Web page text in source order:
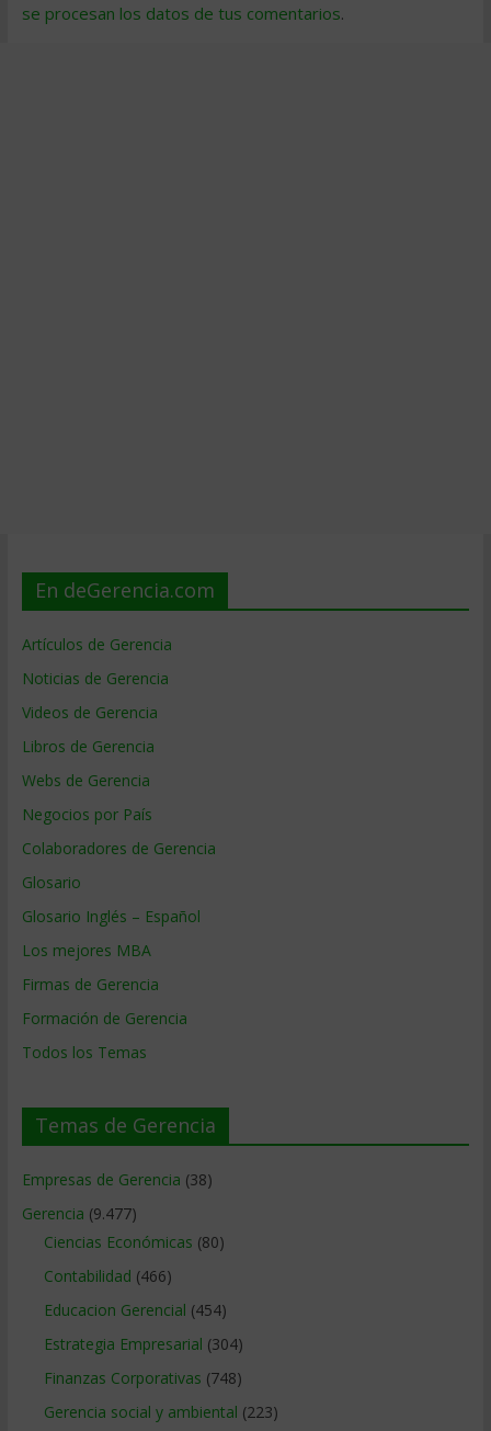
se procesan los datos de tus comentarios.
En deGerencia.com
Artículos de Gerencia
Noticias de Gerencia
Videos de Gerencia
Libros de Gerencia
Webs de Gerencia
Negocios por País
Colaboradores de Gerencia
Glosario
Glosario Inglés – Español
Los mejores MBA
Firmas de Gerencia
Formación de Gerencia
Todos los Temas
Temas de Gerencia
Empresas de Gerencia (38)
Gerencia (9.477)
Ciencias Económicas (80)
Contabilidad (466)
Educacion Gerencial (454)
Estrategia Empresarial (304)
Finanzas Corporativas (748)
Gerencia social y ambiental (223)